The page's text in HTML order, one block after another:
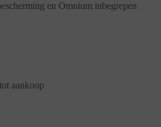
en Omnium inbegrepen
aankoop